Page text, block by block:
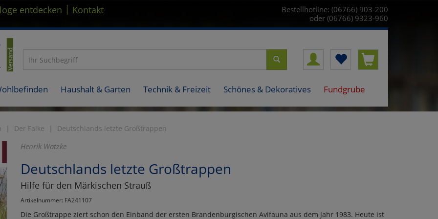
entdecken | Kontakt
Bestellhotline: (06766) 903-200
oder (06766) 9323-960
Haushalt & Garten Technik & Freizeit Schönes & Dekoratives Fundgrube
Der Falke Deutschlands letzte Großtrappen
Henrik Watzke
Deutschlands letzte Großtrappen
Hilfe für den Märkischen Strauß
Artikelnummer: FA241107
Die Großtrappe ziert schon den Einband der ersten Brandenburgischen Avifauna aus dem Jahr 1983. Heute ist